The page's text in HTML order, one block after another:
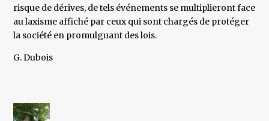
risque de dérives, de tels événements se multiplieront face
au laxisme affiché par ceux qui sont chargés de protéger
la société en promulguant des lois.
G. Dubois